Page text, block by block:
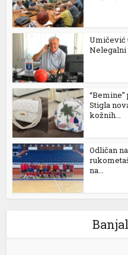
Umičević
Nelegalni
Stigla
kožnih...
Odličan
na...